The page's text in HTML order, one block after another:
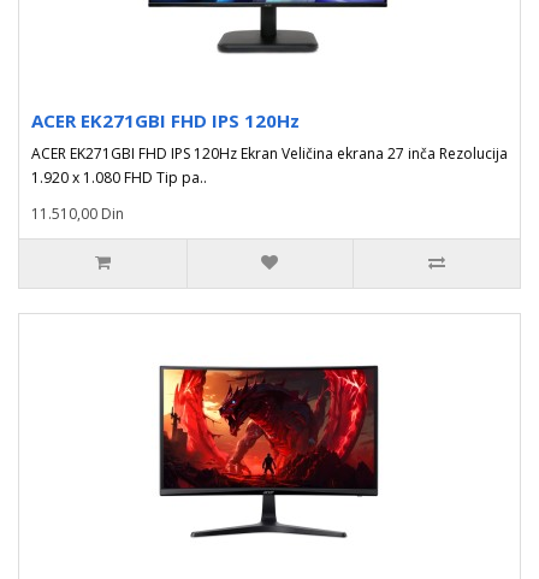
ACER EK271GBI FHD IPS 120Hz
ACER EK271GBI FHD IPS 120Hz Ekran Veličina ekrana 27 inča Rezolucija
1.920 x 1.080 FHD Tip pa..
11.510,00 Din